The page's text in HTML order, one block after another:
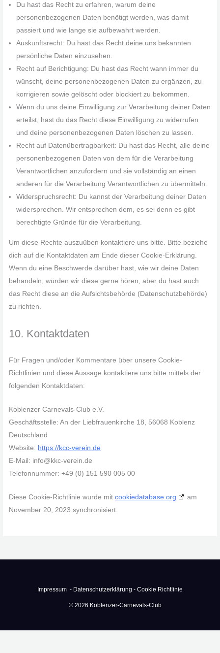
Du hast das Recht zu erfahren, warum deine
personenbezogenen Daten benötigt werden, was damit
passiert und wie lange sie aufbewahrt werden.
Auskunftsrecht: Du hast das Recht deine uns bekannten
persönliche Daten einzusehen.
Recht auf Berichtigung: Du hast das Recht wann immer du
wünscht, deine personenbezogenen Daten zu ergänzen, zu
korrigieren sowie gelöscht oder blockiert zu bekommen.
Wenn du uns deine Einwilligung zur Verarbeitung deiner Daten
erteilst, hast du das Recht diese Einwilligung zu widerrufen
und deine personenbezogenen Daten löschen zu lassen.
Recht auf Datenübertragbarkeit: Du hast das Recht, alle deine
personenbezogenen Daten von dem für die Verarbeitung
Verantwortlichen anzufordern und sie vollständig an einen
anderen für die Verarbeitung Verantwortlichen zu übermitteln.
Widerspruchsrecht: Du kannst der Verarbeitung deiner Daten
widersprechen. Wir entsprechen dem, es sei denn es gibt
berechtigte Gründe für die Verarbeitung.
Um diese Rechte auszuüben kontaktiere uns bitte. Bitte beziehe
dich auf die Kontaktdaten am Ende dieser Cookie-Erklärung.
Wenn du eine Beschwerde darüber hast, wie wir deine Daten
behandeln, würden wir diese gerne hören, aber du hast auch
das Recht diese an die Aufsichtsbehörde (Datenschutzbehörde)
zu richten.
10. Kontaktdaten
Für Fragen und/oder Kommentare über unsere Cookie-
Richtlinien und diese Aussage kontaktiere uns bitte mittels der
folgenden Kontaktdaten:
Koblenzer Carnevals-Club e.V.
Geschäftsstelle: An der Liebfrauenkirche 18, 56068 Koblenz
Deutschland
Website: https://kcc-verein.de
E-Mail: info@kkc-verein.de
Telefonnummer: +49 (0) 151 590 005 00
Diese Cookie-Richtlinie wurde mitcookiedatabase.org
am
November 20, 2023 synchronisiert.
Impressum - Datenschutzerklärung - Cookie Richtlinie
© 2026 Koblenzer-Carnevals-Club